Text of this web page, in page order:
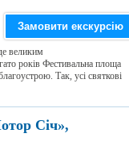
Замовити екскурсію
великим
років Фестивальна площа
Так, усі святкові
Січ»,